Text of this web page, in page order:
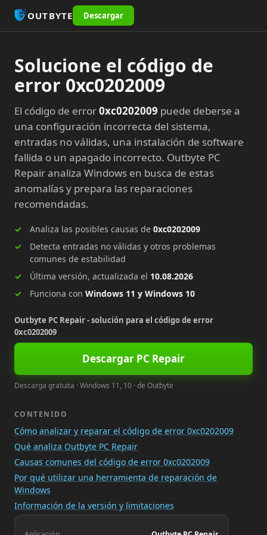
OUTBYTE Descargar
Solucione el código de
error 0xc0202009
El código de error0xc0202009 puede deberse a
una configuración incorrecta del sistema,
entradas no válidas, una instalación de software
fallida o un apagado incorrecto. Outbyte PC
Repair analiza Windows en busca de estas
anomalías y prepara las reparaciones
recomendadas.
Analiza las posibles causas de 0xc0202009
Detecta entradas no válidas y otros problemas
comunes de estabilidad
Última versión, actualizada el 10.08.2026
Funciona con Windows 11 y Windows 10
Outbyte PC Repair - solución para el código de error
0xc0202009
Descargar PC Repair
Descarga gratuita · Windows 11, 10 · de Outbyte
CONTENIDO
Cómo analizar y reparar el código de error 0xc0202009
Qué analiza Outbyte PC Repair
Causas comunes del código de error 0xc0202009
Por qué utilizar una herramienta de reparación de
Windows
Información de la versión y limitaciones